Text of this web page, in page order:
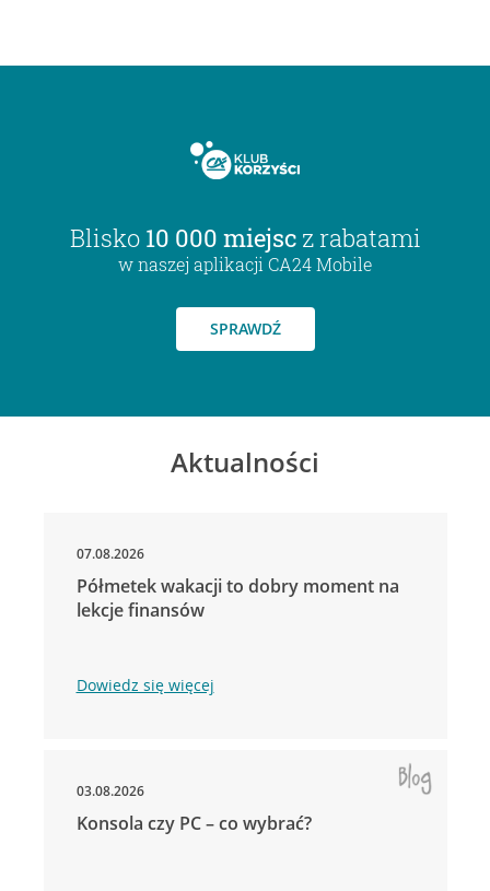
Blisko 10 000 miejsc z rabatami
w naszej aplikacji CA24 Mobile
SPRAWDŹ
Aktualności
07.08.2026
Półmetek wakacji to dobry moment na
lekcje finansów
Dowiedz się więcej
03.08.2026
Konsola czy PC – co wybrać?